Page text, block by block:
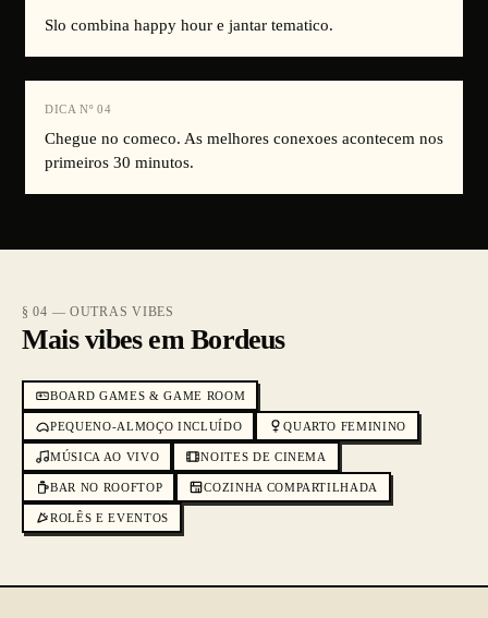
Slo combina happy hour e jantar tematico.
DICA Nº 04
Chegue no comeco. As melhores conexoes acontecem nos
primeiros 30 minutos.
§ 04 — OUTRAS VIBES
Mais vibes em Bordeus
BOARD GAMES & GAME ROOM
PEQUENO-ALMOÇO INCLUÍDO QUARTO FEMININO
MÚSICA AO VIVO NOITES DE CINEMA
BAR NO ROOFTOP COZINHA COMPARTILHADA
ROLÊS E EVENTOS